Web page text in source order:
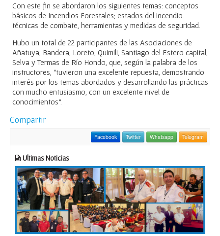
Con este fin se abordaron los siguientes temas: conceptos
básicos de Incendios Forestales; estados del incendio.
técnicas de combate, herramientas y medidas de seguridad.
Hubo un total de 22 participantes de las Asociaciones de
Añatuya, Bandera, Loreto, Quimili, Santiago del Estero capital,
Selva y Termas de Río Hondo, que, según la palabra de los
instructores, “tuvieron una excelente repuesta, demostrando
interés por los temas abordados y desarrollando las prácticas
con mucho entusiasmo, con un excelente nivel de
conocimientos”.
Compartir
Facebook Twitter Whatsapp Telegram
Ultimas Noticias